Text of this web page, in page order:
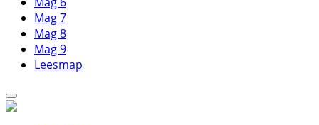
Mag 7
Mag 8
Mag 9
Leesmap